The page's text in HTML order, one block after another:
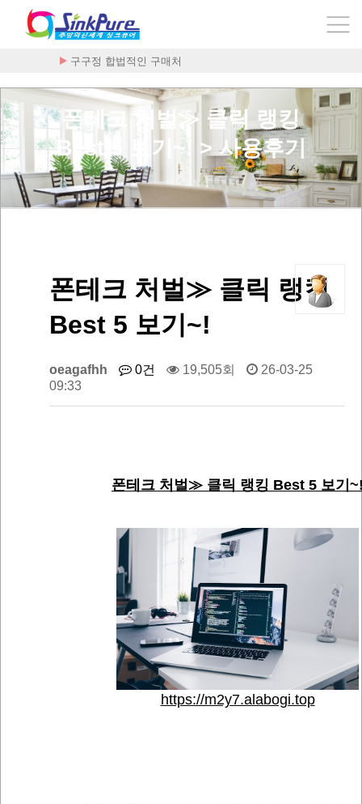
구구정 합법적인 구매처
폰테크 처벌≫ 클릭 랭킹
Best 5 보기~! > 사용후기
폰테크 처벌≫ 클릭 랭킹
Best 5 보기~!
oeagafhh 0건 19,505회
26-03-25
09:33
폰테크 처벌≫ 클릭 랭킹 Best 5 보기
https://m2y7.alabogi.top